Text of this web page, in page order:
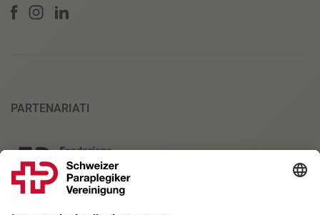
PARTENARIATI